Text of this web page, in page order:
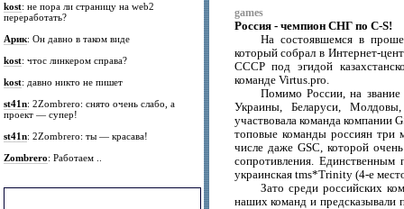
kost: не пора ли страницу на web2
переработать?
Арик: Он давно в таком виде
kost: чтос линкером справа?
kost: давно никто не пишет
st41n: 2Zombrero: снято очень слабо, а
проект — супер!
st41n: 2Zombrero: ты — красава!
Zombrero: Работаем ..
games
Россия - чемпион CНГ по C-S!
На состоявшемся в
который собрал в Интернет-
СССР под эгидой
команде Virtus.pro.
Помимо России, на
Украины, Беларуси,
участвовала команда компании
топовые команды россиян три
числе даже GSC, которой
сопротивления.
украинская tms*Trinity (4-е
Зато среди российских
наших команд и предсказывали